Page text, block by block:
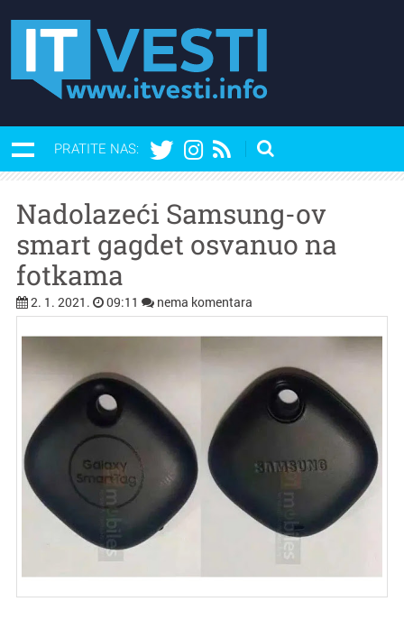
PRATITE NAS:
Nadolazeći Samsung-ov
smart gagdet osvanuo na
fotkama
2. 1. 2021. 09:11 nema komentara